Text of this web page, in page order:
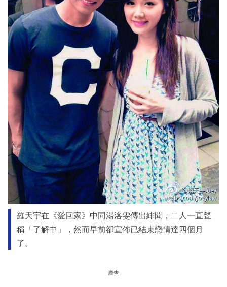
羅天宇在《愛回家》中同湯洛雯傳出緋聞，二人一直聲
稱「了解中」，然而早前卻宣佈已結束戀情達四個月
了。
廣告